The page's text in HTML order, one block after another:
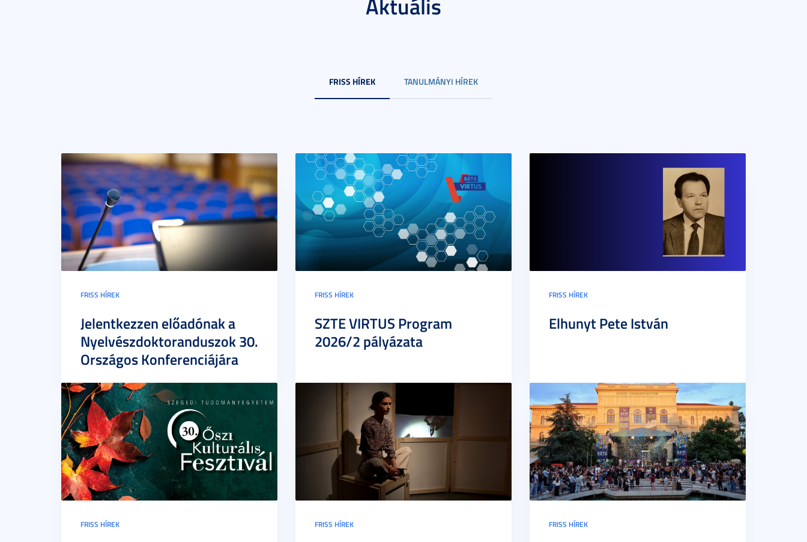
FRISS HÍREK TANULMÁNYI HÍREK
FRISS HÍREK
Jelentkezzen előadónak a
Nyelvészdoktoranduszok 30.
Országos Konferenciájára
FRISS HÍREK
SZTE VIRTUS Program
2026/2 pályázata
FRISS HÍREK
Elhunyt Pete István
FRISS HÍREK FRISS HÍREK FRISS HÍREK